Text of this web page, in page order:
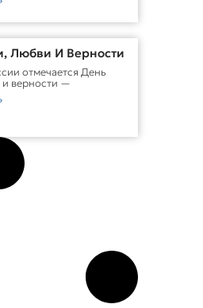
Любви И Верности
отмечается День
верности —